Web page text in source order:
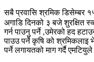
सबै प्रवासि श्रमिक डिसेम्बर
अगाडि दिनको ३ बजे शुरक्षित
गर्न पाउनु पर्ने ,उमेरको हद
पाउउ पर्ने कृषि को श्रमिकलाइ
पर्ने लगायतको माग गर्दै